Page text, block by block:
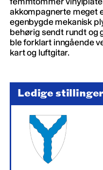
akkompagnerte meget
egenbygde mekanisk
behørig sendt rundt og
ble forklart inngående
kart og luftgitar.
Ledige